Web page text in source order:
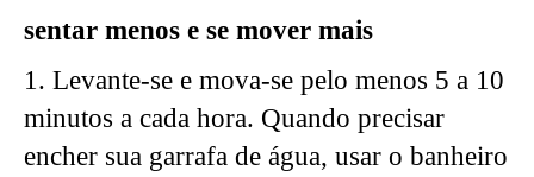
sentar menos e se mover mais
1. Levante-se e mova-se pelo menos 5 a 10
minutos a cada hora. Quando precisar
encher sua garrafa de água, usar o banheiro